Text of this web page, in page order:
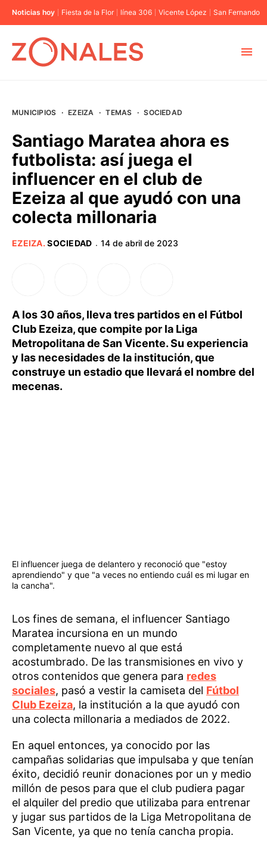
Noticias hoy Fiesta de la Flor línea 306 Vicente López San Fernando
BUENOS AIRES
PROVINCIAS
MUNICIPIOS · EZEIZA · TEMAS · SOCIEDAD
Santiago Maratea ahora es
futbolista: así juega el
influencer en el club de
Ezeiza al que ayudó con una
colecta millonaria
EZEIZA.SOCIEDAD · 14 de abril de 2023
A los 30 años, lleva tres partidos en el Fútbol
Club Ezeiza, que compite por la Liga
Metropolitana de San Vicente. Su experiencia
y las necesidades de la institución, que
construye un estadio que llevará el nombre del
mecenas.
El influencer juega de delantero y reconoció que "estoy
aprendiendo" y que "a veces no entiendo cuál es mi lugar en
la cancha".
Los fines de semana, el influencer Santiago
Maratea incursiona en un mundo
completamente nuevo al que está
acostumbrado. De las transmisiones en vivo y
otros contenidos que genera para redes
sociales, pasó a vestir la camiseta del Fútbol
Club Ezeiza, la institución a la que ayudó con
una colecta millonaria a mediados de 2022.
En aquel entonces, ya conocido por las
campañas solidarias que impulsaba y que tenían
éxito, decidió reunir donaciones por un y medio
millón de pesos para que el club pudiera pagar
el alquiler del predio que utilizaba para entrenar
y jugar sus partidos de la Liga Metropolitana de
San Vicente, ya que no tenía cancha propia.